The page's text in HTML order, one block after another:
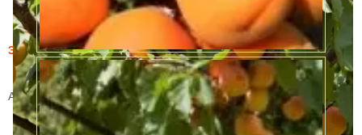
Этот товар купили 11 раз за месяц
Абрикос Сибиряк Байкалова
Артикул:56783